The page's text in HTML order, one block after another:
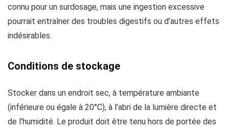
connu pour un surdosage, mais une ingestion excessive
pourrait entraîner des troubles digestifs ou d’autres effets
indésirables.
Conditions de stockage
Stocker dans un endroit sec, à température ambiante
(inférieure ou égale à 20°C), à l’abri de la lumière directe et
de l’humidité. Le produit doit être tenu hors de portée des